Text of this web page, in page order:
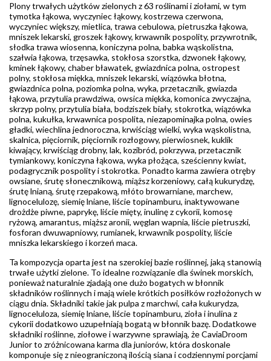
Plony trwałych użytków zielonych z 63 roślinami i ziołami, w tym
tymotka łąkowa, wyczyniec łąkowy, kostrzewa czerwona,
wyczyniec większy, mietlica, trawa cebulowa, pietruszka łąkowa,
mniszek lekarski, groszek łąkowy, krwawnik pospolity, przywrotnik,
słodka trawa wiosenna, koniczyna polna, babka wąskolistna,
szałwia łąkowa, trzęsawka, stokłosa szorstka, dzwonek łąkowy,
kminek łąkowy, chaber bławatek, gwiazdnica polna, ostropest
polny, stokłosa miękka, mniszek lekarski, wiązówka błotna,
gwiazdnica polna, poziomka polna, wyka, przetacznik, gwiazda
łąkowa, przytulia prawdziwa, owsica miękka, komonica zwyczajna,
skrzyp polny, przytulia biała, bodziszek biały, stokrotka, wiązówka
polna, kukułka, krwawnica pospolita, niezapominajka polna, owies
gładki, wiechlina jednoroczna, krwiściąg wielki, wyka wąskolistna,
skalnica, pięciornik, pięciornik rozłogowy, pierwiosnek, kuklik
kiwający, krwiściąg drobny, lak, kozibród, pokrzywa, przetacznik
tymiankowy, koniczyna łąkowa, wyka płożąca, sześcienny kwiat,
podagrycznik pospolity i stokrotka. Ponadto karma zawiera otręby
owsiane, śrutę słonecznikową, miąższ korzeniowy, całą kukurydzę,
śrutę lnianą, śrutę rzepakową, młóto browarniane, marchew,
lignocelulozę, siemię lniane, liście topinamburu, inaktywowane
drożdże piwne, paprykę, liście mięty, inulinę z cykorii, komosę
ryżową, amarantus, miąższ aronii, węglan wapnia, liście pietruszki,
fosforan dwuwapniowy, rumianek, krwawnik pospolity, liście
mniszka lekarskiego i korzeń maca.
Ta kompozycja oparta jest na szerokiej bazie roślinnej, jaką stanowią
trwałe użytki zielone. To idealne rozwiązanie dla świnek morskich,
ponieważ naturalnie zjadają one dużo bogatych w błonnik
składników roślinnych i mają wiele krótkich posiłków rozłożonych w
ciągu dnia. Składniki takie jak pulpa z marchwi, cała kukurydza,
lignoceluloza, siemię lniane, liście topinamburu, zioła i inulina z
cykorii dodatkowo uzupełniają bogatą w błonnik bazę. Dodatkowe
składniki roślinne, ziołowe i warzywne sprawiają, że CaviaDroom
Junior to zróżnicowana karma dla juniorów, która doskonale
komponuje się z nieograniczoną ilością siana i codziennymi porcjami